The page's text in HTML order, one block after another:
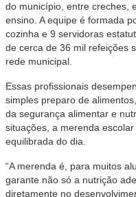
do município, entre creches,
ensino. A equipe é formada
cozinha e 9 servidoras
de cerca de 36 mil refeições
rede municipal.
Essas profissionais
simples preparo de
da segurança alimentar e
situações, a merenda
equilibrada do dia.
“A merenda é, para muitos
garante não só a nutrição
diretamente no